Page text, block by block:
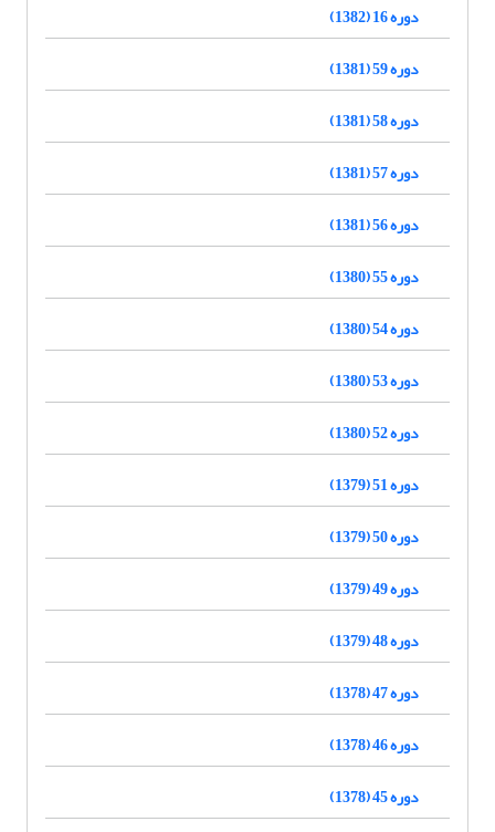
دوره 16 (1382)
دوره 59 (1381)
دوره 58 (1381)
دوره 57 (1381)
دوره 56 (1381)
دوره 55 (1380)
دوره 54 (1380)
دوره 53 (1380)
دوره 52 (1380)
دوره 51 (1379)
دوره 50 (1379)
دوره 49 (1379)
دوره 48 (1379)
دوره 47 (1378)
دوره 46 (1378)
دوره 45 (1378)